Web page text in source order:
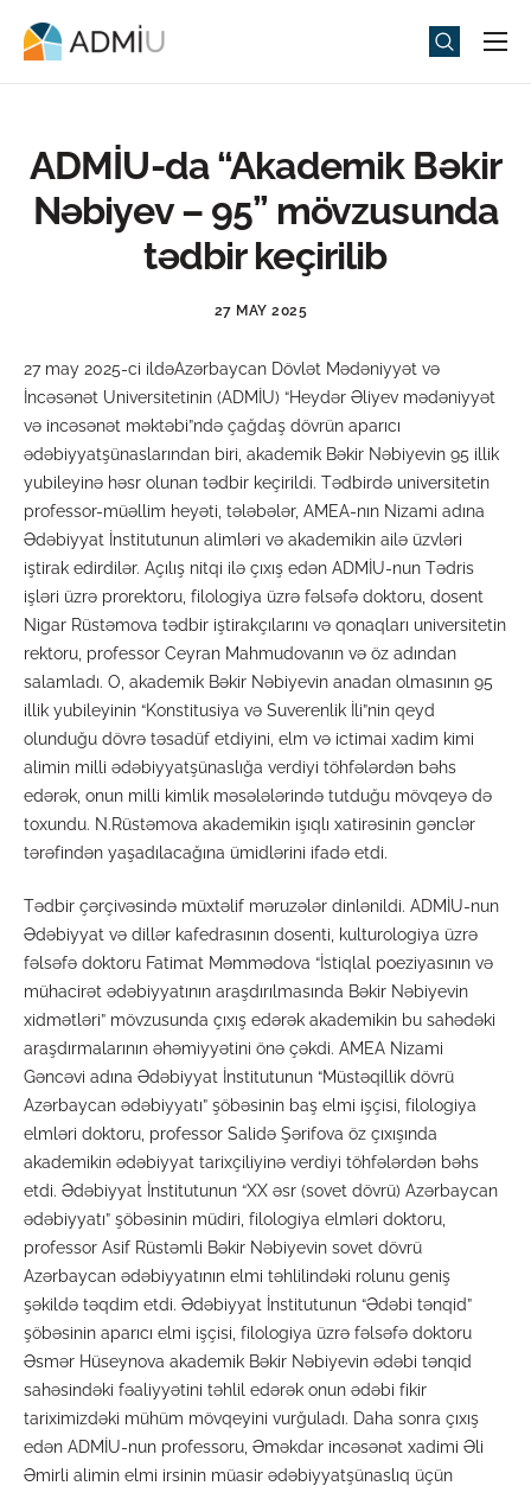
Universitet
Media
Tədbirlər
ADMIU Sİ
eMağaza
ADMİU-da “Akademik Bəkir
Nəbiyev – 95” mövzusunda
tədbir keçirilib
27 MAY 2025
27 may 2025-ci ildəAzərbaycan Dövlət Mədəniyyət və
İncəsənət Universitetinin (ADMİU) “Heydər Əliyev mədəniyyət
və incəsənət məktəbi”ndə çağdaş dövrün aparıcı
ədəbiyyatşünaslarından biri, akademik Bəkir Nəbiyevin 95 illik
yubileyinə həsr olunan tədbir keçirildi. Tədbirdə universitetin
professor-müəllim heyəti, tələbələr, AMEA-nın Nizami adına
Ədəbiyyat İnstitutunun alimləri və akademikin ailə üzvləri
iştirak edirdilər. Açılış nitqi ilə çıxış edən ADMİU-nun Tədris
işləri üzrə prorektoru, filologiya üzrə fəlsəfə doktoru, dosent
Nigar Rüstəmova tədbir iştirakçılarını və qonaqları universitetin
rektoru, professor Ceyran Mahmudovanın və öz adından
salamladı. O, akademik Bəkir Nəbiyevin anadan olmasının 95
illik yubileyinin “Konstitusiya və Suverenlik İli”nin qeyd
olunduğu dövrə təsadüf etdiyini, elm və ictimai xadim kimi
alimin milli ədəbiyyatşünaslığa verdiyi töhfələrdən bəhs
edərək, onun milli kimlik məsələlərində tutduğu mövqeyə də
toxundu. N.Rüstəmova akademikin işıqlı xatirəsinin gənclər
tərəfindən yaşadılacağına ümidlərini ifadə etdi.
Tədbir çərçivəsində müxtəlif məruzələr dinlənildi. ADMİU-nun
Ədəbiyyat və dillər kafedrasının dosenti, kulturologiya üzrə
fəlsəfə doktoru Fatimat Məmmədova “İstiqlal poeziyasının və
mühacirət ədəbiyyatının araşdırılmasında Bəkir Nəbiyevin
xidmətləri” mövzusunda çıxış edərək akademikin bu sahədəki
araşdırmalarının əhəmiyyətini önə çəkdi. AMEA Nizami
Gəncəvi adına Ədəbiyyat İnstitutunun “Müstəqillik dövrü
Azərbaycan ədəbiyyatı” şöbəsinin baş elmi işçisi, filologiya
elmləri doktoru, professor Salidə Şərifova öz çıxışında
akademikin ədəbiyyat tarixçiliyinə verdiyi töhfələrdən bəhs
etdi. Ədəbiyyat İnstitutunun “XX əsr (sovet dövrü) Azərbaycan
ədəbiyyatı” şöbəsinin müdiri, filologiya elmləri doktoru,
professor Asif Rüstəmli Bəkir Nəbiyevin sovet dövrü
Azərbaycan ədəbiyyatının elmi təhlilindəki rolunu geniş
şəkildə təqdim etdi. Ədəbiyyat İnstitutunun “Ədəbi tənqid”
şöbəsinin aparıcı elmi işçisi, filologiya üzrə fəlsəfə doktoru
Əsmər Hüseynova akademik Bəkir Nəbiyevin ədəbi tənqid
sahəsindəki fəaliyyətini təhlil edərək onun ədəbi fikir
tariximizdəki mühüm mövqeyini vurğuladı. Daha sonra çıxış
edən ADMİU-nun professoru, Əməkdar incəsənət xadimi Əli
Əmirli alimin elmi irsinin müasir ədəbiyyatşünaslıq üçün